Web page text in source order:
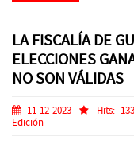
LA FISCALÍA DE
ELECCIONES
NO SON VÁLIDAS
11-12-2023 Hits:
Edición